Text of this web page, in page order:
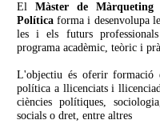
El Màster de Màrqueting
Política forma i desenvolupa
les i els futurs
programa acadèmic, teòric i
L'objectiu és oferir formació
política a llicenciats i
ciències polítiques,
socials o dret, entre altres